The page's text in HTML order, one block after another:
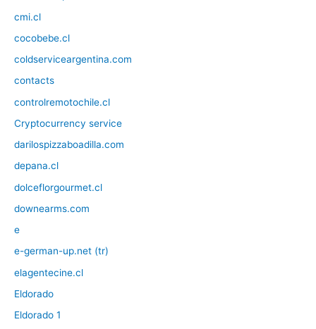
cmi.cl
cocobebe.cl
coldserviceargentina.com
contacts
controlremotochile.cl
Cryptocurrency service
darilospizzaboadilla.com
depana.cl
dolceflorgourmet.cl
downearms.com
e
e-german-up.net (tr)
elagentecine.cl
Eldorado
Eldorado 1